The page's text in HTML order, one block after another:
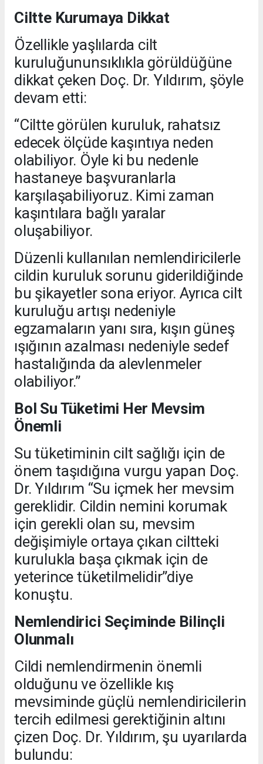
Ciltte Kurumaya Dikkat
Özellikle yaşlılarda cilt
kuruluğununsıklıkla görüldüğüne
dikkat çeken Doç. Dr. Yıldırım, şöyle
devam etti:
“Ciltte görülen kuruluk, rahatsız
edecek ölçüde kaşıntıya neden
olabiliyor. Öyle ki bu nedenle
hastaneye başvuranlarla
karşılaşabiliyoruz. Kimi zaman
kaşıntılara bağlı yaralar
oluşabiliyor.
Düzenli kullanılan nemlendiricilerle
cildin kuruluk sorunu giderildiğinde
bu şikayetler sona eriyor. Ayrıca cilt
kuruluğu artışı nedeniyle
egzamaların yanı sıra, kışın güneş
ışığının azalması nedeniyle sedef
hastalığında da alevlenmeler
olabiliyor.”
Bol Su Tüketimi Her Mevsim
Önemli
Su tüketiminin cilt sağlığı için de
önem taşıdığına vurgu yapan Doç.
Dr. Yıldırım “Su içmek her mevsim
gereklidir. Cildin nemini korumak
için gerekli olan su, mevsim
değişimiyle ortaya çıkan ciltteki
kurulukla başa çıkmak için de
yeterince tüketilmelidir”diye
konuştu.
Nemlendirici Seçiminde Bilinçli
Olunmalı
Cildi nemlendirmenin önemli
olduğunu ve özellikle kış
mevsiminde güçlü nemlendiricilerin
tercih edilmesi gerektiğinin altını
çizen Doç. Dr. Yıldırım, şu uyarılarda
bulundu: